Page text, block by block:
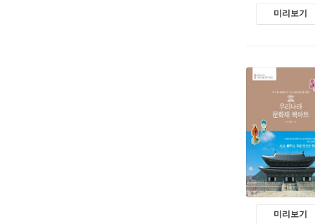
미리보기
미리보기